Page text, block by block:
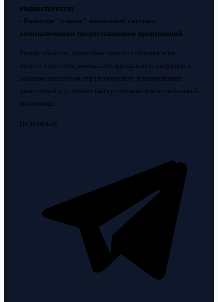
инфраструктуру
- Развитие "умных" налоговых систем с
автоматическим предоставлением преференций
Таким образом, налоговые льготы становятся не
просто способом уменьшить фискальную нагрузку, а
важным элементом стратегического планирования
инвестиций в условиях быстро меняющейся глобальной
экономики.
Поделиться